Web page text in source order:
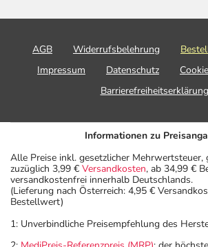
AGB Widerrufsbelehrung
Impressum
Datenschutz
Barrierefreiheitserklärung
Informationen zu
Alle Preise inkl. gesetzlicher Mehrwertsteuer,
zuzüglich 3,99 € Versandkosten, ab 34,99 €
versandkostenfrei innerhalb Deutschlands.
(Lieferung nach Österreich: 4,95 €
Bestellwert)
1: Unverbindliche Preisempfehlung des